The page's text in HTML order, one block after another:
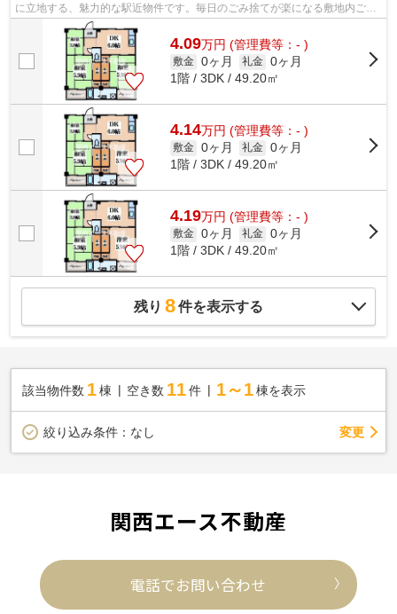
に立地する、魅力的な駅近物件です。毎日のごみ捨てが楽になる敷地内ごみ
置き場。初期費用をカードでお支払いい...
4.09万円 (管理費等：- )
敷金 0ヶ月 礼金 0ヶ月
1階 / 3DK / 49.20㎡
4.14万円 (管理費等：- )
敷金 0ヶ月 礼金 0ヶ月
1階 / 3DK / 49.20㎡
4.19万円 (管理費等：- )
敷金 0ヶ月 礼金 0ヶ月
1階 / 3DK / 49.20㎡
残り 8件を表示する
該当物件数 1棟 空き数 11 件 1～1 棟を表示
絞り込み条件： なし 変更
関西エース不動産
電話でお問い合わせ